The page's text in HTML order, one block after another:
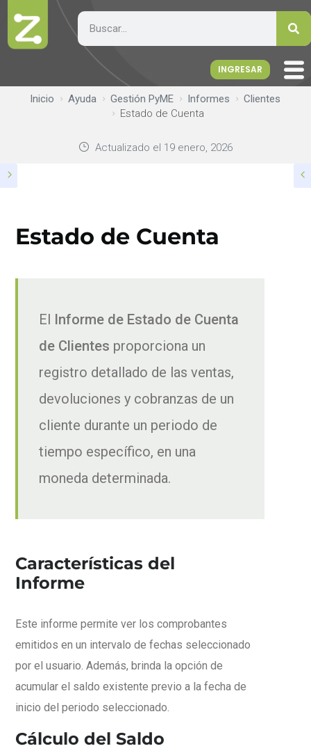
INGRESAR
Inicio Ayuda Gestión PyME Informes
Clientes
Estado de Cuenta
Actualizado el 19 enero, 2026
Estado de Cuenta
El Informe de Estado de Cuenta
de Clientes proporciona un
registro detallado de las ventas,
devoluciones y cobranzas de un
cliente durante un periodo de
tiempo específico, en una
moneda determinada.
Características del
Informe
Este informe permite ver los comprobantes
emitidos en un intervalo de fechas seleccionado
por el usuario. Además, brinda la opción de
acumular el saldo existente previo a la fecha de
inicio del periodo seleccionado.
Cálculo del Saldo